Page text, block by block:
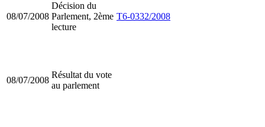
08/07/2008
Décision du
Parlement, 2ème
lecture
T6-0332/2008
08/07/2008
Résultat du vote
au parlement